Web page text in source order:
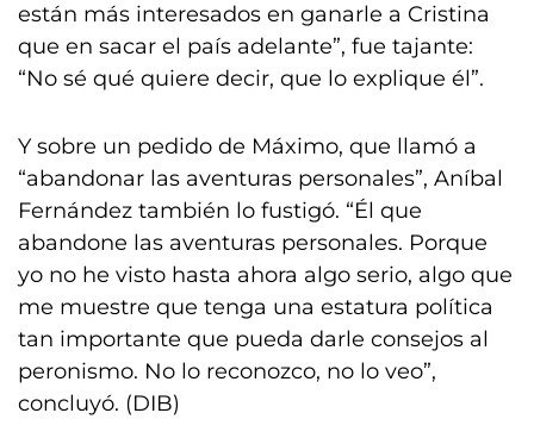
están más interesados en ganarle a Cristina
que en sacar el país adelante”, fue tajante:
“No sé qué quiere decir, que lo explique él”.
Y sobre un pedido de Máximo, que llamó a
“abandonar las aventuras personales”, Aníbal
Fernández también lo fustigó. “Él que
abandone las aventuras personales. Porque
yo no he visto hasta ahora algo serio, algo que
me muestre que tenga una estatura política
tan importante que pueda darle consejos al
peronismo. No lo reconozco, no lo veo”,
concluyó. (DIB)